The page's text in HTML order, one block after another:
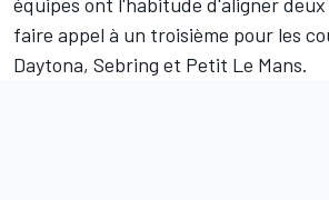
faire appel à un troisième pour les
Daytona, Sebring et Petit Le Mans.